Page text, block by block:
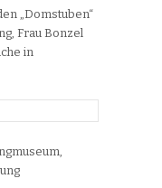
„Domstuben“
Frau Bonzel
in